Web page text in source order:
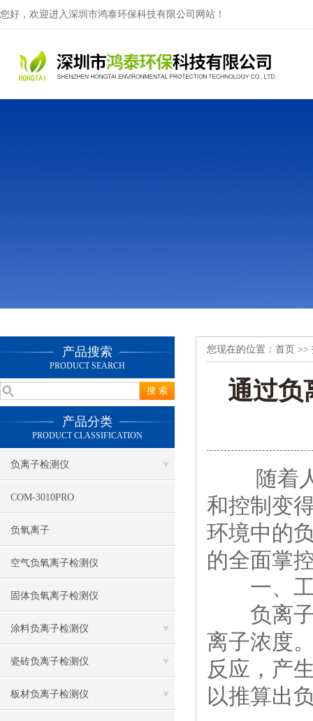
您好，欢迎进入深圳市鸿泰环保科技有限公司网站！
产品搜索
PRODUCT SEARCH
产品分类
PRODUCT CLASSIFICATION
负离子检测仪
COM-3010PRO
负氧离子
空气负氧离子检测仪
固体负氧离子检测仪
涂料负离子检测仪
瓷砖负离子检测仪
板材负离子检测仪
您现在的位置： 首页 >>
通过负
随着人
和控制变
环境中的
的全面掌
一、工
负离子
离子浓度
反应，产
以推算出